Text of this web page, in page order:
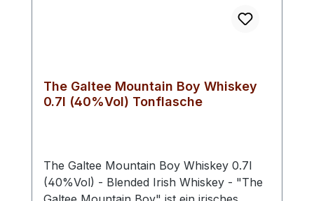
The Galtee Mountain Boy Whiskey
0.7l (40%Vol) Tonflasche
The Galtee Mountain Boy Whiskey 0.7l
(40%Vol) - Blended Irish Whiskey - "The